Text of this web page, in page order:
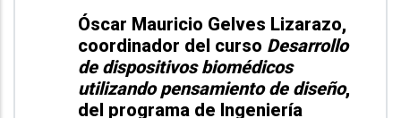
Óscar Mauricio Gelves Lizarazo,
coordinador del curso Desarrollo
de dispositivos biomédicos
utilizando pensamiento de diseño,
del programa de Ingeniería